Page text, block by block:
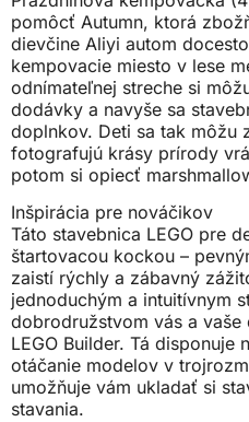
pomôcť Autumn, ktorá
dievčine Aliyi autom
kempovacie miesto v lese
odnímateľnej streche si
dodávky a navyše sa
doplnkov. Deti sa tak môžu
fotografujú krásy prírody
potom si opiecť
Inšpirácia pre nováčikov
Táto stavebnica LEGO pre
štartovacou kockou –
zaistí rýchly a zábavný
jednoduchým a intuitívnym
dobrodružstvom vás a
LEGO Builder. Tá disponuje
otáčanie modelov v
umožňuje vám ukladať si
stavania.